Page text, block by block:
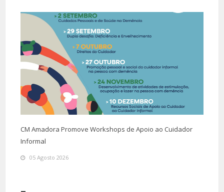
CM Amadora Promove Workshops de Apoio ao Cuidador
Informal
05 Agosto 2026